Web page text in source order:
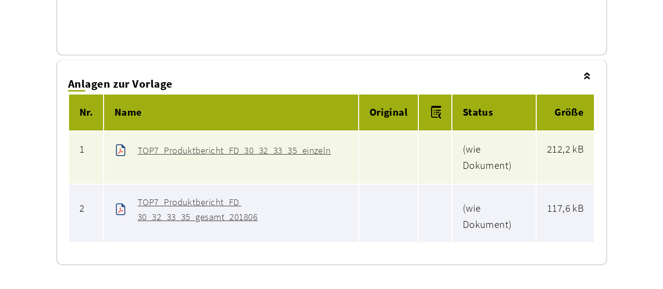
Anlagen zur Vorlage
Nr.
Name Original Status Größe
1 TOP7_Produktbericht_FD_30_32_33_35_einzeln
(wie
Dokument)
212,2 kB
2
TOP7_Produktbericht_FD
30_32_33_35_gesamt_201806
(wie
Dokument)
117,6 kB